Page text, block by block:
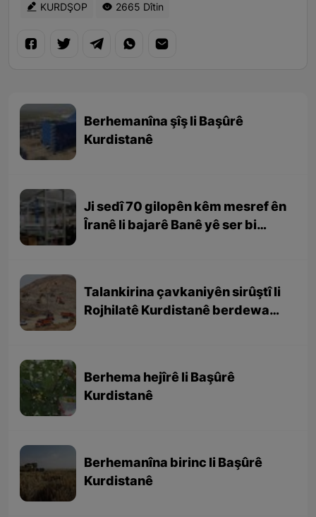
KURDŞOP 2665 Dîtin
Berhemanîna şîş li Başûrê
Kurdistanê
Ji sedî 70 gilopên kêm mesref ên
Îranê li bajarê Banê yê ser bi
Talankirina çavkaniyên sirûştî li
Rojhilatê Kurdistanê berdewam
Berhema hejîrê li Başûrê
Kurdistanê
Berhemanîna birinc li Başûrê
Kurdistanê